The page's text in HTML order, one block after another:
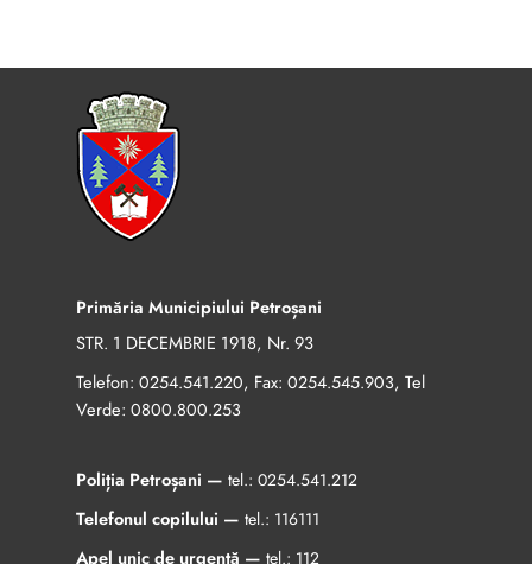
Primăria Municipiului Petroșani
STR. 1 DECEMBRIE 1918, Nr. 93
Telefon: 0254.541.220, Fax: 0254.545.903, Tel
Verde: 0800.800.253
Poliția Petroșani — tel.: 0254.541.212
Telefonul copilului — tel.: 116111
Apel unic de urgență — tel.: 112